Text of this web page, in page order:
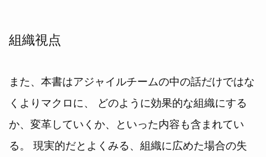
組織視点
また、本書はアジャイルチームの中の話だけではな
くよりマクロに、 どのように効果的な組織にする
か、変革していくか、といった内容も含まれてい
る。 現実的だとよくみる、組織に広めた場合の失